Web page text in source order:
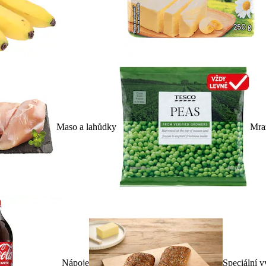
Maso a lahůdky
Nápoje Speciální